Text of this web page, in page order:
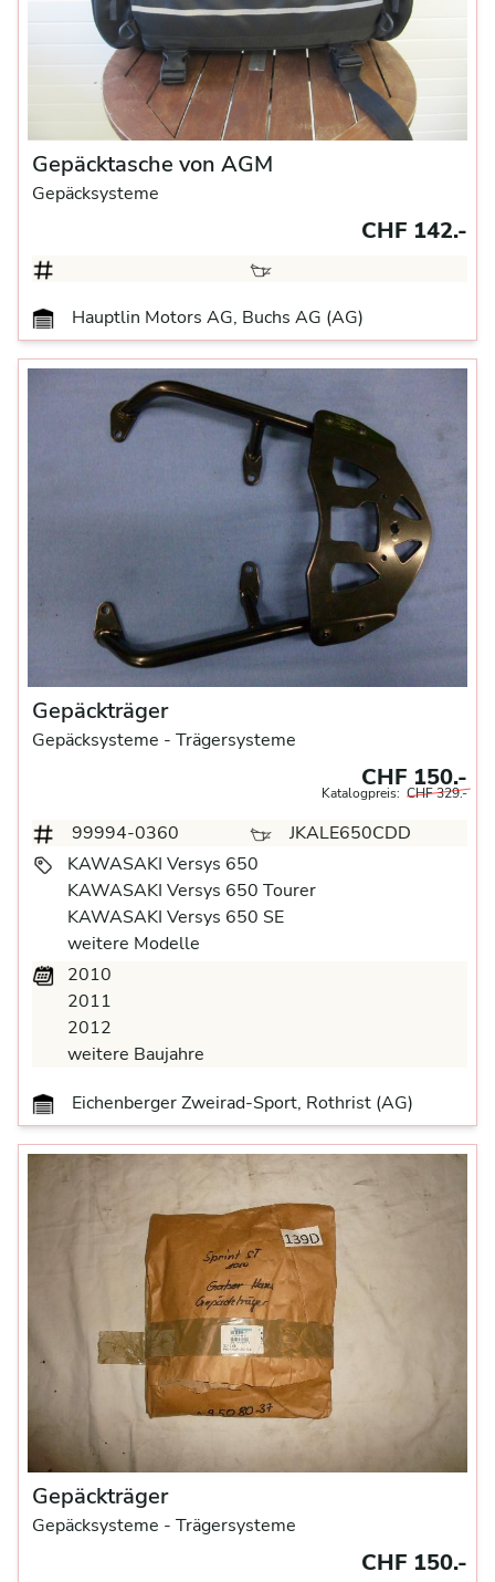
Gepäcktasche von AGM
Gepäcksysteme
CHF 142.-
Hauptlin Motors AG, Buchs AG (AG)
Gepäckträger
Gepäcksysteme - Trägersysteme
CHF 150.-
Katalogpreis: CHF 329.-
99994-0360
JKALE650CDD
KAWASAKI Versys 650
KAWASAKI Versys 650 Tourer
KAWASAKI Versys 650 SE
weitere Modelle
2010
2011
2012
weitere Baujahre
Eichenberger Zweirad-Sport, Rothrist (AG)
Gepäckträger
Gepäcksysteme - Trägersysteme
CHF 150.-